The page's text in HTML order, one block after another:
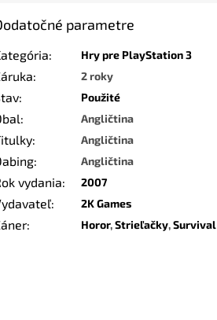
parametre
: Hry pre PlayStation 3
: 2 roky
: Použité
: Angličtina
: Angličtina
: Angličtina
vydania: 2007
: 2K Games
: Horor,Strieľačky,Survival